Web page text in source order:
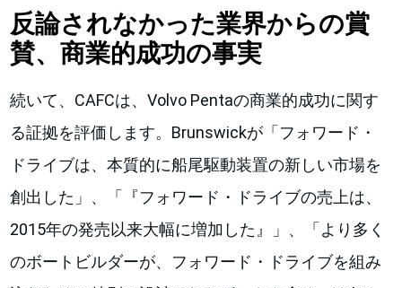
反論されなかった業界からの賞
賛、商業的成功の事実
続いて、CAFCは、Volvo Pentaの商業的成功に関す
る証拠を評価します。Brunswickが「フォワード・
ドライブは、本質的に船尾駆動装置の新しい市場を
創出した」、「『フォワード・ドライブの売上は、
2015年の発売以来大幅に増加した』」、「より多く
のボートビルダーが、フォワード・ドライブを組み